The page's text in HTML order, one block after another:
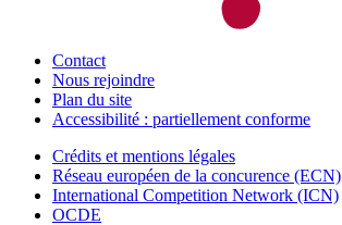
Contact
Nous rejoindre
Plan du site
Accessibilité : partiellement conforme
Crédits et mentions légales
Réseau européen de la concurence (ECN)
International Competition Network (ICN)
OCDE